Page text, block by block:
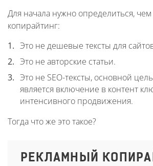
Для начала нужно определиться, чем
копирайтинг:
Это не дешевые тексты для
Это не авторские статьи.
Это не SEO-тексты, основной
является включение в контент
интенсивного продвижения.
Тогда что же это такое?
РЕКЛАМНЫЙ